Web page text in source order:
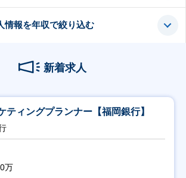
情報を年収で絞り込む
新着求人
ティングプランナー【福岡銀行】
万